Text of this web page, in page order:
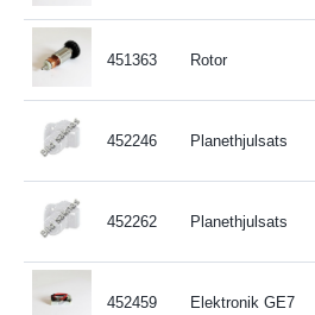
451363 Rotor
452246 Planethjulsats
452262 Planethjulsats
452459 Elektronik GE7